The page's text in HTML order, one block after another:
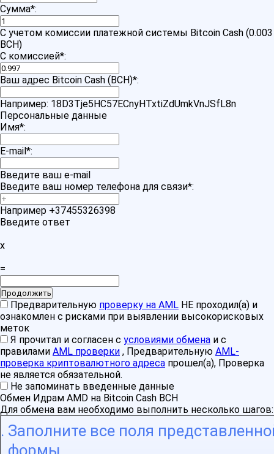
Сумма*:
С учетом комиссии платежной системы Bitcoin Cash (0.003
BCH)
С комиссией*:
Ваш адрес Bitcoin Cash (BCH)*:
Например: 18D3Tje5HC57ECnyHTxtiZdUmkVnJSfL8n
Персональные данные
Имя*:
E-mail*:
Введите ваш e-mail
Введите ваш номер телефона для связи*:
Например +37455326398
Введите ответ
x
=
Предварительную проверку на AML НЕ проходил(а) и
ознакомлен с рисками при выявлении высокорисковых
меток
Я прочитал и согласен с условиями обмена и с
правилами AML проверки , Предварительную AML-
проверка криптовалютного адреса прошел(а), Проверка
не является обязательной.
Не запоминать введенные данные
Обмен Идрам AMD на Bitcoin Cash BCH
Для обмена вам необходимо выполнить несколько шагов:
Заполните все поля
формы.